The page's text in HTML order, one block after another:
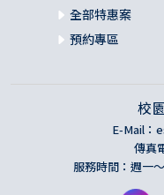
全部特惠案
預約專區
校
E-Mail：
傳真
服務時間：週一